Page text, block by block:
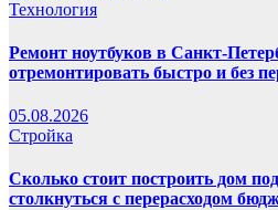
Технология
Ремонт ноутбуков в Санкт-
отремонтировать быстро и без
05.08.2026
Стройка
Сколько стоит построить дом
столкнуться с перерасходом